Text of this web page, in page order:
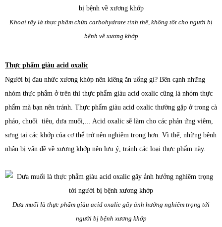
Khoai tây là thực phẩm chứa carbohydrate tinh thể, không tốt cho người bị
bệnh về xương khớp
Thực phẩm giàu acid oxalic
Người bị đau nhức xương khớp nên kiêng ăn uống gì? Bên cạnh những
nhóm thực phẩm ở trên thì thực phẩm giàu acid oxalic cũng là nhóm thực
phẩm mà bạn nên tránh. Thực phẩm giàu acid oxalic thường gặp ở trong cà
pháo, chuối tiêu, dưa muối,... Acid oxalic sẽ làm cho các phản ứng viêm,
sưng tại các khớp của cơ thể trở nên nghiêm trọng hơn. Vì thế, những bệnh
nhân bị vấn đề về xương khớp nên lưu ý, tránh các loại thực phẩm này.
Dưa muối là thực phẩm giàu acid oxalic gây ảnh hưởng nghiêm trọng tới
người bị bệnh xương khớp